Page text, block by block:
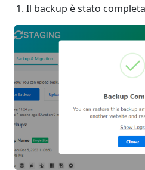
Il backup è stato